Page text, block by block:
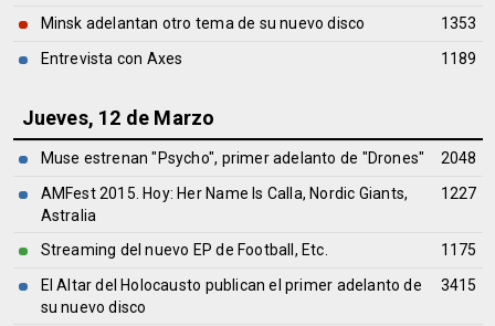
Minsk adelantan otro tema de su nuevo disco
1353
Entrevista con Axes
1189
Jueves, 12 de Marzo
Muse estrenan "Psycho", primer adelanto de "Drones"
2048
AMFest 2015. Hoy: Her Name Is Calla, Nordic Giants,
Astralia
1227
Streaming del nuevo EP de Football, Etc.
1175
El Altar del Holocausto publican el primer adelanto de
su nuevo disco
3415